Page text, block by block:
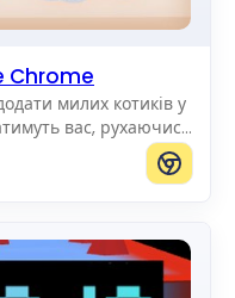
Chrome
милих котиків у
вас, рухаючись
котиків будь-якого